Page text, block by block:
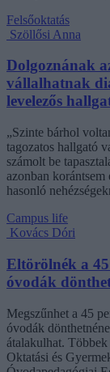
Felsőoktatás
Szöllősi Anna
Dolgoznának
vállalhatnak
levelezős
„Szinte bárhol
tagozatos hallgató
számolt be
azonban
hasonló
Campus life
Kovács Dóri
Eltörölnék a
óvodák
Megszűnhet a 45
óvodák
átalakulhat.
Oktatási és